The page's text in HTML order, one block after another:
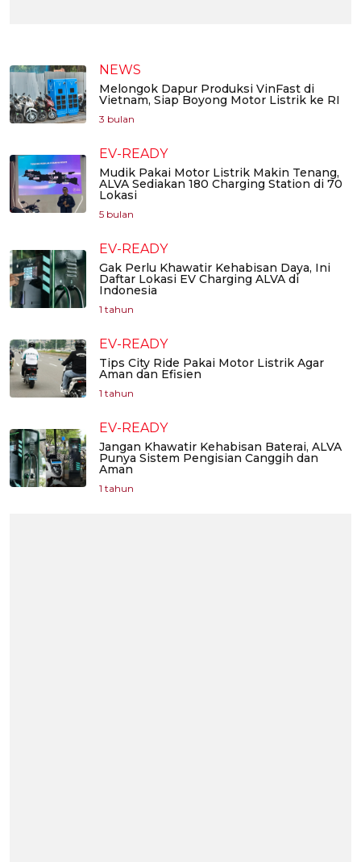
NEWS
Melongok Dapur Produksi VinFast di
Vietnam, Siap Boyong Motor Listrik ke RI
3 bulan
EV-READY
Mudik Pakai Motor Listrik Makin Tenang,
ALVA Sediakan 180 Charging Station di 70
Lokasi
5 bulan
EV-READY
Gak Perlu Khawatir Kehabisan Daya, Ini
Daftar Lokasi EV Charging ALVA di
Indonesia
1 tahun
EV-READY
Tips City Ride Pakai Motor Listrik Agar
Aman dan Efisien
1 tahun
EV-READY
Jangan Khawatir Kehabisan Baterai, ALVA
Punya Sistem Pengisian Canggih dan
Aman
1 tahun